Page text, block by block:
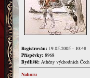
Registrován: 19.05.2005 - 10:48
Příspěvky: 8968
Bydliště: Athény východních Čech
Nahoru